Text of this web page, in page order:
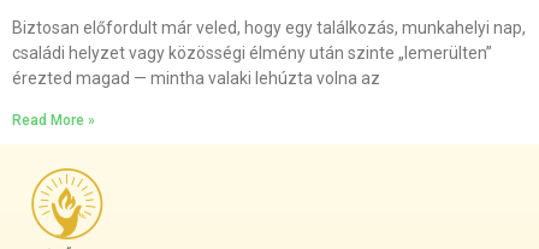
Biztosan előfordult már veled, hogy egy találkozás, munkahelyi nap,
családi helyzet vagy közösségi élmény után szinte „lemerülten”
érezted magad — mintha valaki lehúzta volna az
Read More »